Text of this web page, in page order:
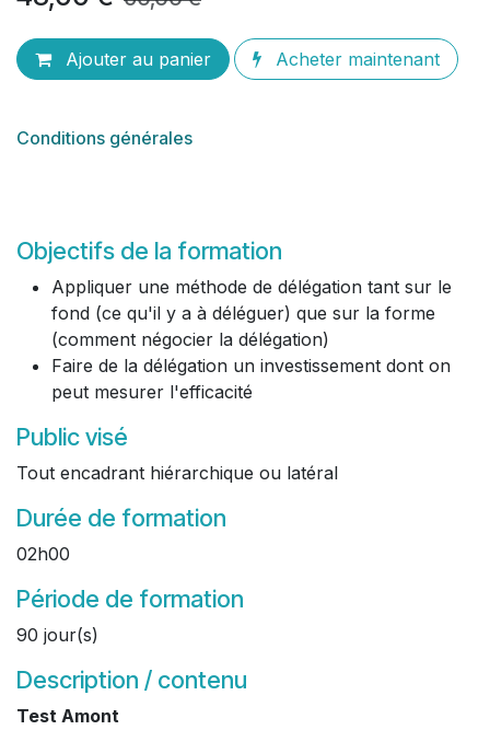
Ajouter au panier Acheter maintenant
Conditions générales
Objectifs de la formation
Appliquer une méthode de délégation tant sur le
fond (ce qu'il y a à déléguer) que sur la forme
(comment négocier la délégation)
Faire de la délégation un investissement dont on
peut mesurer l'efficacité
Public visé
Tout encadrant hiérarchique ou latéral
Durée de formation
02h00
Période de formation
90 jour(s)
Description / contenu
Test Amont